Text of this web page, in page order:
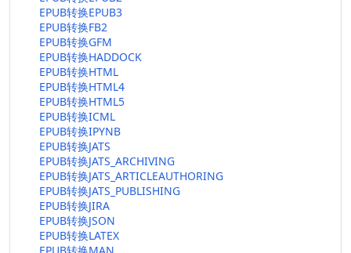
EPUB转换EPUB3
EPUB转换FB2
EPUB转换GFM
EPUB转换HADDOCK
EPUB转换HTML
EPUB转换HTML4
EPUB转换HTML5
EPUB转换ICML
EPUB转换IPYNB
EPUB转换JATS
EPUB转换JATS_ARCHIVING
EPUB转换JATS_ARTICLEAUTHORING
EPUB转换JATS_PUBLISHING
EPUB转换JIRA
EPUB转换JSON
EPUB转换LATEX